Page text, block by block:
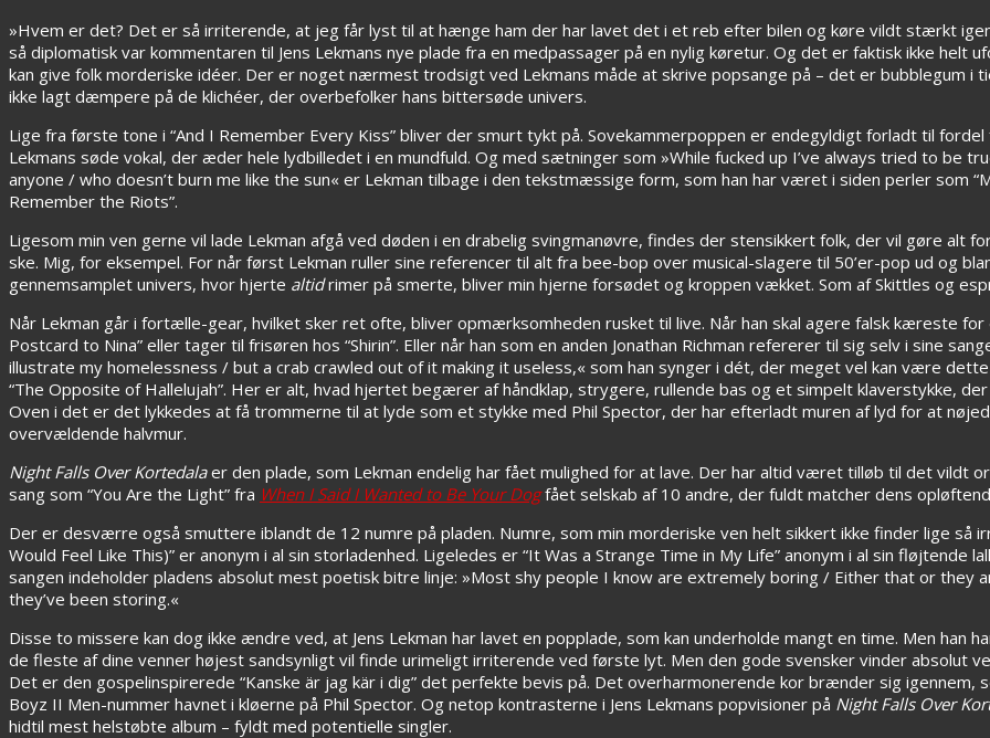
»Hvem er det? Det er så irriterende, at jeg får lyst til at hænge ham der har lavet det i et reb efter bilen og køre vildt stærkt
så diplomatisk var kommentaren til Jens Lekmans nye plade fra en medpassager på en nylig køretur. Og det er faktisk ikke helt
kan give folk morderiske idéer. Der er noget nærmest trodsigt ved Lekmans måde at skrive popsange på – det er bubblegum i
ikke lagt dæmpere på de klichéer, der overbefolker hans bittersøde univers.
Lige fra første tone i “And I Remember Every Kiss” bliver der smurt tykt på. Sovekammerpoppen er endegyldigt forladt til
Lekmans søde vokal, der æder hele lydbilledet i en mundfuld. Og med sætninger som »While fucked up I’ve always tried to be
anyone / who doesn’t burn me like the sun« er Lekman tilbage i den tekstmæssige form, som han har været i siden perler som
Remember the Riots”.
Ligesom min ven gerne vil lade Lekman afgå ved døden i en drabelig svingmanøvre, findes der stensikkert folk, der vil gøre alt
ske. Mig, for eksempel. For når først Lekman ruller sine referencer til alt fra bee-bop over musical-slagere til 50’er-pop ud og
gennemsamplet univers, hvor hjerte altidrimer på smerte, bliver min hjerne forsødet og kroppen vækket. Som af Skittles og
Når Lekman går i fortælle-gear, hvilket sker ret ofte, bliver opmærksomheden rusket til live. Når han skal agere falsk kæreste for
Postcard to Nina” eller tager til frisøren hos “Shirin”. Eller når han som en anden Jonathan Richman refererer til sig selv i sine
illustrate my homelessness / but a crab crawled out of it making it useless,« som han synger i dét, der meget vel kan være
“The Opposite of Hallelujah”. Her er alt, hvad hjertet begærer af håndklap, strygere, rullende bas og et simpelt klaverstykke,
Oven i det er det lykkedes at få trommerne til at lyde som et stykke med Phil Spector, der har efterladt muren af lyd for at
overvældende halvmur.
Night Falls Over Kortedalaer den plade, som Lekman endelig har fået mulighed for at lave. Der har altid været tilløb til det vildt
sang som “You Are the Light” fra When I Said I Wanted to Be Your Dogfået selskab af 10 andre, der fuldt matcher dens
Der er desværre også smuttere iblandt de 12 numre på pladen. Numre, som min morderiske ven helt sikkert ikke finder lige så
Would Feel Like This)” er anonym i al sin storladenhed. Ligeledes er “It Was a Strange Time in My Life” anonym i al sin fløjtende
sangen indeholder pladens absolut mest poetisk bitre linje: »Most shy people I know are extremely boring / Either that or they
they’ve been storing.«
Disse to missere kan dog ikke ændre ved, at Jens Lekman har lavet en popplade, som kan underholde mangt en time. Men han
de fleste af dine venner højest sandsynligt vil finde urimeligt irriterende ved første lyt. Men den gode svensker vinder absolut
Det er den gospelinspirerede “Kanske är jag kär i dig” det perfekte bevis på. Det overharmonerende kor brænder sig igennem,
Boyz II Men-nummer havnet i kløerne på Phil Spector. Og netop kontrasterne i Jens Lekmans popvisioner på Night Falls Over
hidtil mest helstøbte album – fyldt med potentielle singler.